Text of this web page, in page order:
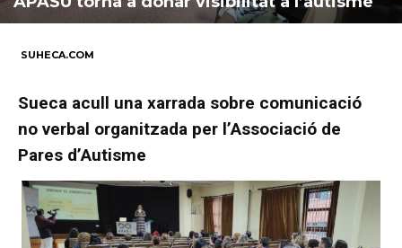
SUHECA.COM
Sueca acull una xarrada sobre comunicació
no verbal organitzada per l’Associació de
Pares d’Autisme